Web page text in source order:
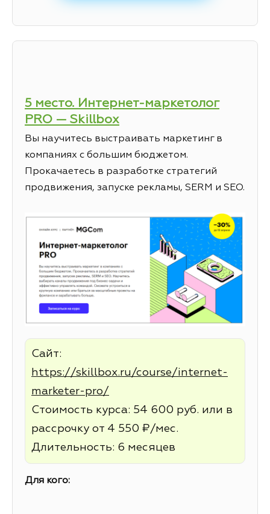
5 место. Интернет-маркетолог
PRO — Skillbox
Вы научитесь выстраивать маркетинг в
компаниях с большим бюджетом.
Прокачаетесь в разработке стратегий
продвижения, запуске рекламы, SERM и SEO.
Сайт:
https://skillbox.ru/course/internet-
marketer-pro/
Стоимость курса: 54 600 руб. или в
рассрочку от 4 550 ₽/мес.
Длительность: 6 месяцев
Для кого: